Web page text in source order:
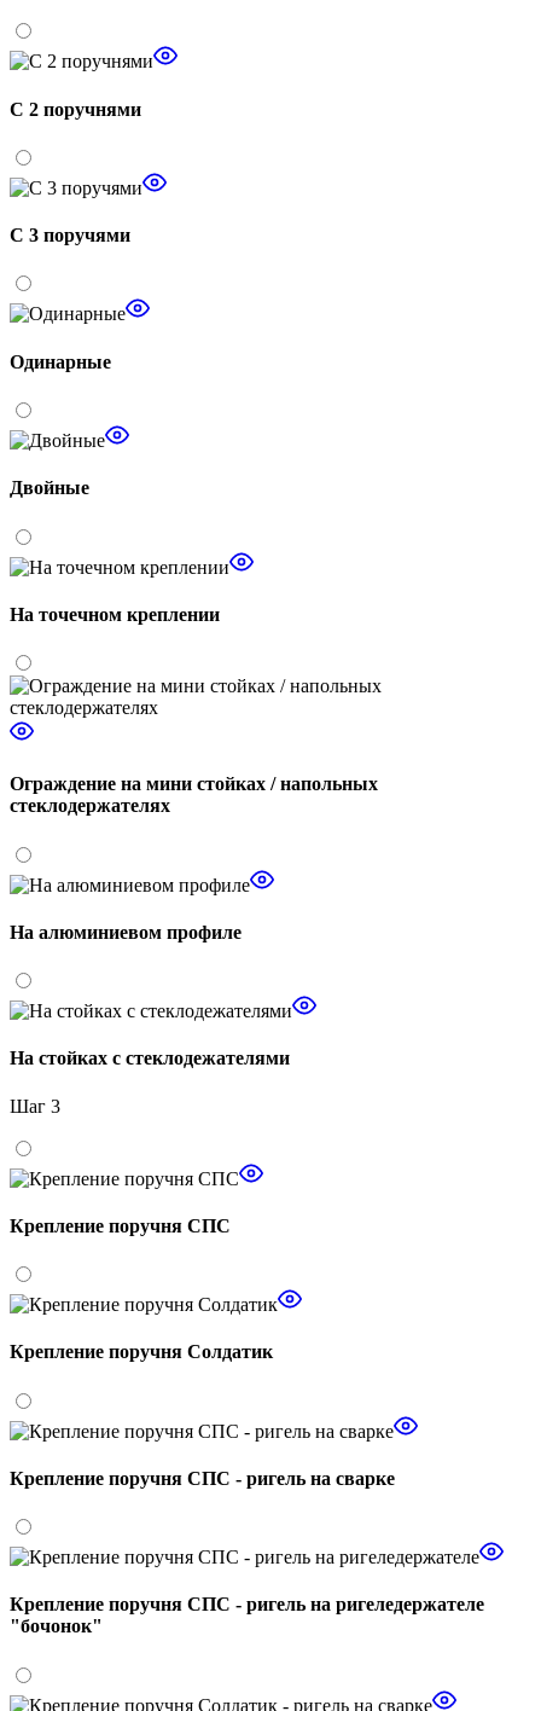
С 2 поручнями
С 3 поручями
Одинарные
Двойные
На точечном креплении
Ограждение на мини стойках / напольных
стеклодержателях
На алюминиевом профиле
На стойках с стеклодежателями
Шаг 3
Крепление поручня СПС
Крепление поручня Солдатик
Крепление поручня СПС - ригель на сварке
Крепление поручня СПС - ригель на ригеледержателе
"бочонок"